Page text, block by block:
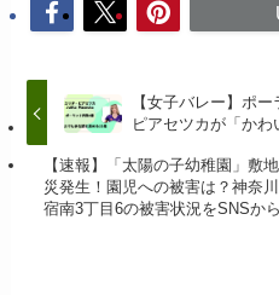
【女子バレー】ポ
ピアセツカが「かわ
【速報】「太陽の子幼稚園」敷
災発生！園児への被害は？神奈
宿南3丁目6の被害状況をSNSから